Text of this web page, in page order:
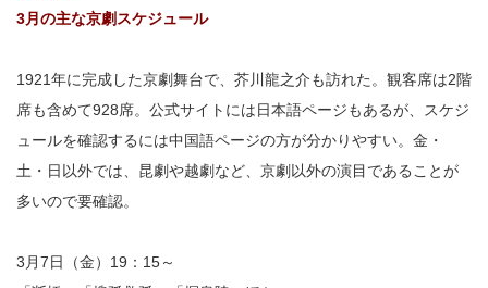
3月の主な京劇スケジュール
1921年に完成した京劇舞台で、芥川龍之介も訪れた。観客席は2階
席も含めて928席。公式サイトには日本語ページもあるが、スケジ
ュールを確認するには中国語ページの方が分かりやすい。金・
土・日以外では、昆劇や越劇など、京劇以外の演目であることが
多いので要確認。
3月7日（金）19：15～